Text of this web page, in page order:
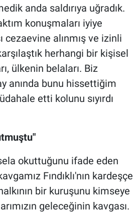
anda saldırıya uğradık.
konuşmaları iyiye
cezaevine alınmış ve izinli
herhangi bir kişisel
ülkenin belaları. Biz
anında bunu hissettiğim
etti kolunu sıyırdı
okuttuğunu ifade eden
Fındıklı'nın kardeşçe
bir kuruşunu kimseye
geleceğinin kavgası.